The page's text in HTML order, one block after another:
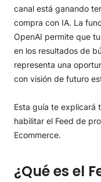
canal está ganando
compra con IA. La
OpenAI permite que
en los resultados de
representa una
con visión de futuro
Esta guía te explicará
habilitar el Feed de
Ecommerce.
¿Qué es el